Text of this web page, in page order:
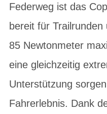
Federweg ist das
bereit für
85 Newtonmeter
eine gleichzeitig
Unterstützung
Fahrerlebnis. Dank